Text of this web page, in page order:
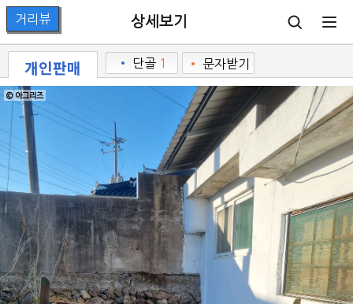
상세보기
개인판매 • 단골 1 • 문자받기
© 아그리즈